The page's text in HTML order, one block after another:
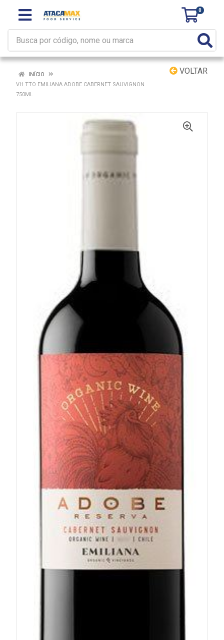
0
VOLTAR
INÍCIO
VH TTO EMILIANA ADOBE CABERNET SAUVIGNON
750ML